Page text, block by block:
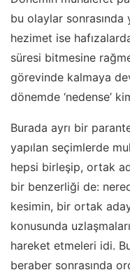
bu olaylar sonrasında
hezimet ise
süresi bitmesine
görevinde kalmaya
dönemde ‘nedense’
Burada ayrı bir
yapılan seçimlerde
hepsi birleşip, ortak
bir benzerliği de:
kesimin, bir ortak
konusunda
hareket etmeleri idi.
beraber sonrasında